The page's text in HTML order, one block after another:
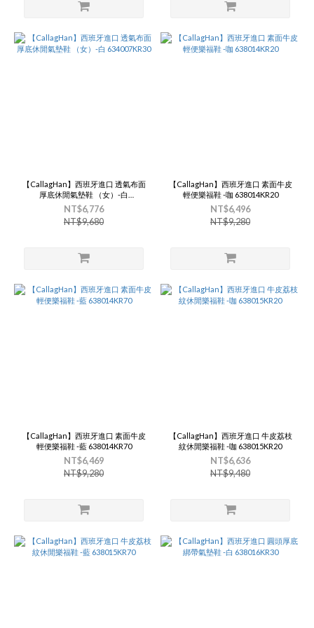
【CallagHan】西班牙進口 透氣布面
厚底休閒氣墊鞋 （女）-白
634007KR30
NT$6,776
NT$9,680
【CallagHan】西班牙進口 素面牛皮
輕便樂福鞋 -咖 638014KR20
NT$6,496
NT$9,280
【CallagHan】西班牙進口 素面牛皮
輕便樂福鞋 -藍 638014KR70
NT$6,469
NT$9,280
【CallagHan】西班牙進口 牛皮荔枝
紋休閒樂福鞋 -咖 638015KR20
NT$6,636
NT$9,480